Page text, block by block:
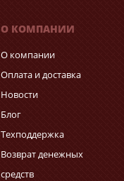
О КОМПАНИИ
О компании
Оплата и доставка
Новости
Блог
Техподдержка
Возврат денежных
средств